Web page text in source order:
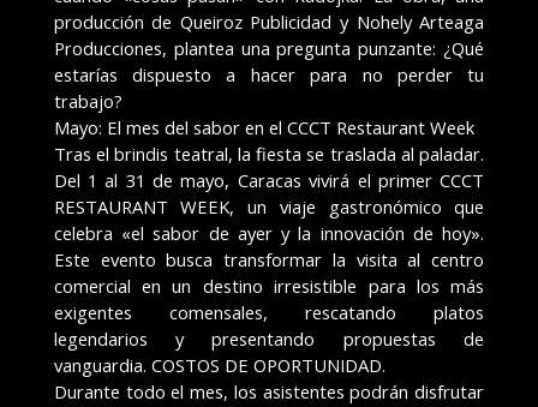
producción de Queiroz Publicidad y Nohely Arteaga
Producciones, plantea una pregunta punzante: ¿Qué
estarías dispuesto a hacer para no perder tu
trabajo?
Mayo: El mes del sabor en el CCCT Restaurant Week
Tras el brindis teatral, la fiesta se traslada al paladar.
Del 1 al 31 de mayo, Caracas vivirá el primer CCCT
RESTAURANT WEEK, un viaje gastronómico que
celebra «el sabor de ayer y la innovación de hoy».
Este evento busca transformar la visita al centro
comercial en un destino irresistible para los más
exigentes comensales, rescatando platos
legendarios y presentando propuestas de
vanguardia. COSTOS DE OPORTUNIDAD.
Durante todo el mes, los asistentes podrán disfrutar